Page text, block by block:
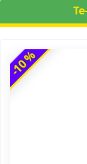
-10 %